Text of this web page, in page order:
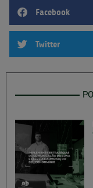
Facebook
Twitter